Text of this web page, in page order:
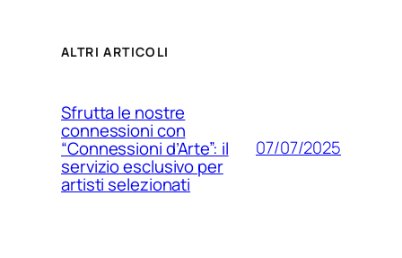
ALTRI ARTICOLI
Sfrutta le nostre
connessioni con
“Connessioni d’Arte”: il
servizio esclusivo per
artisti selezionati
07/07/2025